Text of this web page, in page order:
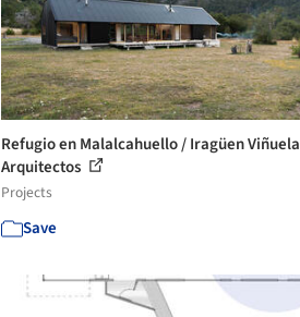
Refugio en Malalcahuello / Iragüen Viñuela
Arquitectos
Projects
Save